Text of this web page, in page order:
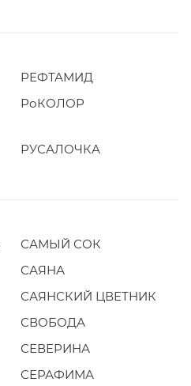
РЕФТАМИД
РоКОЛОР
РУСАЛОЧКА
САМЫЙ СОК
САЯНА
САЯНСКИЙ ЦВЕТНИК
СВОБОДА
СЕВЕРИНА
СЕРАФИМА